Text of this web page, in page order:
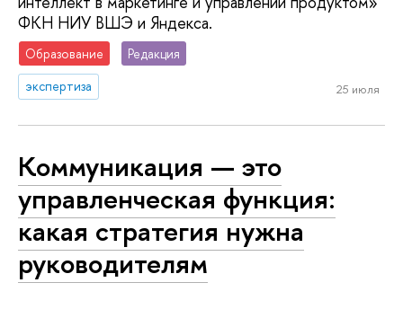
ФКН НИУ ВШЭ и Яндекса.
Образование
Редакция
экспертиза
25 июля
Коммуникация — это
управленческая функция:
какая стратегия нужна
руководителям